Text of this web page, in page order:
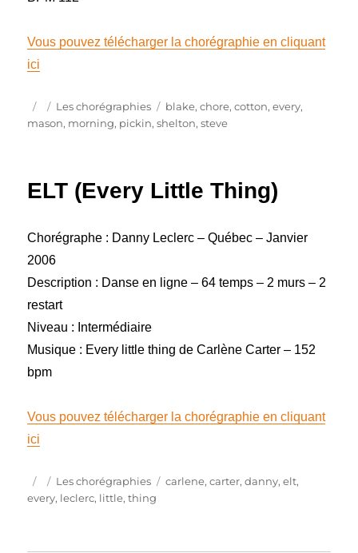
Vous pouvez télécharger la chorégraphie en cliquant
ici
Publié
le
Catégories
Les chorégraphies Étiquettes
blake,chore,cotton,every,
mason, morning, pickin,shelton,steve
ELT (Every Little Thing)
Chorégraphe : Danny Leclerc – Québec – Janvier
2006
Description : Danse en ligne – 64 temps – 2 murs – 2
restart
Niveau : Intermédiaire
Musique : Every little thing de Carlène Carter – 152
bpm
Vous pouvez télécharger la chorégraphie en cliquant
ici
Publié
le
Catégories
Les chorégraphies Étiquettes
carlene,carter,danny,elt,
every, leclerc, little,thing